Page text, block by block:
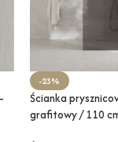
-23%
Ścianka
grafitowy / 110